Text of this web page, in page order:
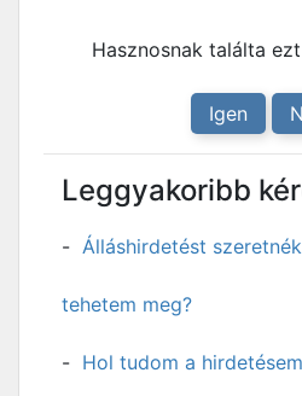
Hasznosnak találta
Igen
Leggyakoribb
Álláshirdetést
tehetem meg?
Hol tudom a